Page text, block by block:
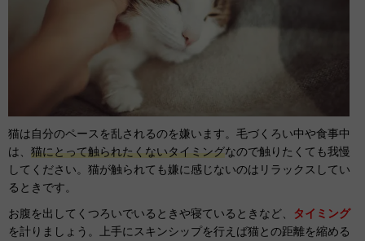
猫は自分のペースを乱されるのを嫌います。毛づくろい中や食事中
は、 猫にとって触られたくないタイミングなので触りたくても我慢
してください。猫が触られても嫌に感じないのはリラックスしてい
るときです。
お腹を出してくつろいでいるときや寝ているときなど、 タイミング
を計りましょう。上手にスキンシップを行えば猫との距離を縮める